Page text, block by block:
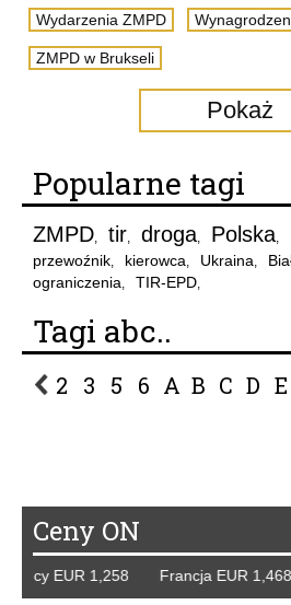
Wydarzenia ZMPD
ZMPD w Brukseli
Pokaż
Popularne tagi
ZMPD, tir, droga, Polska,
przewoźnik, kierowca, Ukraina,
ograniczenia, TIR-EPD,
Tagi abc..
2 3 5 6 A B C D E
Ceny ON
EUR 1,258 Francja EUR